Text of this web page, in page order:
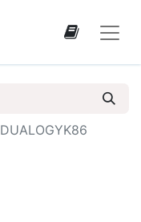
DUALOGYK86